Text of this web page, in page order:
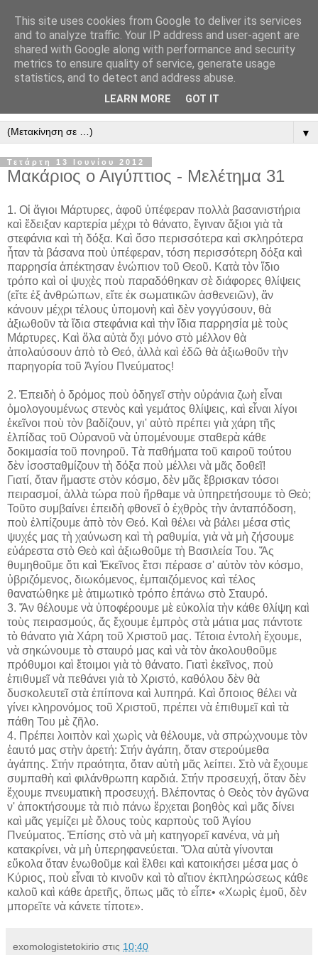
" Εξομολογεῖσθε τῶ Κυρίῳ
"
ὃτι ἀγαθός, ὃτι εἰς τόν αἰῶνα τό ἔλεος αὐτοῦ. Αλληλούϊα.
▼
Τετάρτη 13 Ιουνίου 2012
Μακάριος ο Αιγύπτιος - Mελέτημα 31
1. Οἱ ἅγιοι Μάρτυρες, ἀφοῦ ὑπέφεραν πολλὰ βασανιστήρια
καὶ ἔδειξαν καρτερία μέχρι τὸ θάνατο, ἔγιναν ἄξιοι γιὰ τὰ
στεφάνια καὶ τὴ δόξα. Καὶ ὅσο περισσότερα καὶ σκληρότερα
ἦταν τὰ βάσανα ποὺ ὑπέφεραν, τόση περισσότερη δόξα καὶ
παρρησία ἀπέκτησαν ἐνώπιον τοῦ Θεοῦ. Κατὰ τὸν ἴδιο
τρόπο καὶ οἱ ψυχὲς ποὺ παραδόθηκαν σὲ διάφορες θλίψεις
(εἴτε ἐξ ἀνθρώπων, εἴτε ἐκ σωματικῶν ἀσθενειῶν), ἄν
κάνουν μέχρι τέλους ὑπομονὴ καὶ δὲν γογγύσουν, θὰ
ἀξιωθοῦν τὰ ἴδια στεφάνια καὶ τὴν ἴδια παρρησία μὲ τοὺς
Μάρτυρες. Καὶ ὅλα αὐτὰ ὄχι μόνο στὸ μέλλον θὰ
ἀπολαύσουν ἀπὸ τὸ Θεό, ἀλλὰ καὶ ἐδῶ θὰ ἀξιωθοῦν τὴν
παρηγορία τοῦ Ἁγίου Πνεύματος!
2. Ἐπειδὴ ὁ δρόμος ποὺ ὁδηγεῖ στὴν οὐράνια ζωὴ εἶναι
ὁμολογουμένως στενὸς καὶ γεμάτος θλίψεις, καὶ εἶναι λίγοι
ἐκεῖνοι ποὺ τὸν βαδίζουν, γι' αὐτὸ πρέπει γιὰ χάρη τῆς
ἐλπίδας τοῦ Οὐρανοῦ νὰ ὑπομένουμε σταθερὰ κάθε
δοκιμασία τοῦ πονηροῦ. Τὰ παθήματα τοῦ καιροῦ τούτου
δὲν ἰσοσταθμίζουν τὴ δόξα ποὺ μέλλει νὰ μᾶς δοθεῖ!
Γιατί, ὅταν ἤμαστε στὸν κόσμο, δὲν μᾶς ἔβρισκαν τόσοι
πειρασμοί, ἀλλὰ τώρα ποὺ ἤρθαμε νὰ ὑπηρετήσουμε τὸ Θεὸ;
Τοῦτο συμβαίνει ἐπειδὴ φθονεῖ ὁ ἐχθρὸς τὴν ἀνταπόδοση,
ποὺ ἐλπίζουμε ἀπὸ τὸν Θεό. Καὶ θέλει νὰ βάλει μέσα στὶς
ψυχές μας τὴ χαύνωση καὶ τὴ ραθυμία, γιὰ νὰ μὴ ζήσουμε
εὐάρεστα στὸ Θεὸ καὶ ἀξιωθοῦμε τὴ Βασιλεία Του. Ἄς
θυμηθοῦμε ὅτι καὶ Ἐκεῖνος ἔτσι πέρασε σ' αὐτὸν τὸν κόσμο,
ὑβριζόμενος, διωκόμενος, ἐμπαιζόμενος καὶ τέλος
θανατώθηκε μὲ ἀτιμωτικὸ τρόπο ἐπάνω στὸ Σταυρό.
3. Ἄν θέλουμε νὰ ὑποφέρουμε μὲ εὐκολία τὴν κάθε θλίψη καὶ
τοὺς πειρασμούς, ἄς ἔχουμε ἐμπρὸς στὰ μάτια μας πάντοτε
τὸ θάνατο γιὰ Χάρη τοῦ Χριστοῦ μας. Τέτοια ἐντολὴ ἔχουμε,
νὰ σηκώνουμε τὸ σταυρό μας καὶ νὰ τὸν ἀκολουθοῦμε
πρόθυμοι καὶ ἕτοιμοι γιὰ τὸ θάνατο. Γιατὶ ἐκεῖνος, ποὺ
ἐπιθυμεῖ νὰ πεθάνει γιὰ τὸ Χριστό, καθόλου δὲν θὰ
δυσκολευτεῖ στὰ ἐπίπονα καὶ λυπηρά. Καὶ ὅποιος θέλει νὰ
γίνει κληρονόμος τοῦ Χριστοῦ, πρέπει νὰ ἐπιθυμεῖ καὶ τὰ
πάθη Του μὲ ζῆλο.
4. Πρέπει λοιπὸν καὶ χωρὶς νὰ θέλουμε, νὰ σπρώχνουμε τὸν
ἑαυτό μας στὴν ἀρετή: Στήν ἀγάπη, ὅταν στερούμεθα
ἀγάπης. Στήν πραότητα, ὅταν αὐτὴ μᾶς λείπει. Στὸ νὰ ἔχουμε
συμπαθὴ καὶ φιλάνθρωπη καρδιά. Στήν προσευχή, ὅταν δὲν
ἔχουμε πνευματικὴ προσευχή. Βλέποντας ὁ Θεὸς τὸν ἀγῶνα
ν' ἀποκτήσουμε τὰ πιὸ πάνω ἔρχεται βοηθὸς καὶ μᾶς δίνει
καὶ μᾶς γεμίζει μὲ ὅλους τοὺς καρποὺς τοῦ Ἁγίου
Πνεύματος. Ἐπίσης στὸ νὰ μὴ κατηγορεῖ κανένα, νὰ μὴ
κατακρίνει, νὰ μὴ ὑπερηφανεύεται. Ὅλα αὐτὰ γίνονται
εὔκολα ὅταν ἐνωθοῦμε καὶ ἔλθει καὶ κατοικήσει μέσα μας ὁ
Κύριος, ποὺ εἶναι τὸ κινοῦν καὶ τὸ αἴτιον ἐκπληρώσεως κάθε
καλοῦ καὶ κάθε ἀρετῆς, ὅπως μᾶς τὸ εἶπε• «Χωρὶς ἐμοῦ, δὲν
μπορεῖτε νὰ κάνετε τίποτε».
exomologistetokirio στις 10:40
This site uses cookies from Google to deliver its services
and to analyze traffic. Your IP address and user-agent are
shared with Google along with performance and security
metrics to ensure quality of service, generate usage
statistics, and to detect and address abuse.
LEARN MORE GOT IT